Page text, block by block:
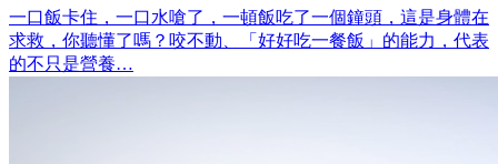
一口飯卡住，一口水嗆了，一頓飯吃了一個鐘頭，這是身體在
求救，你聽懂了嗎？咬不動、「好好吃一餐飯」的能力，代表
的不只是營養…